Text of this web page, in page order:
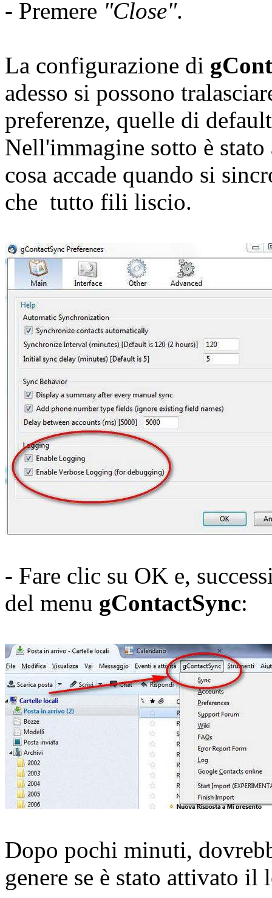
- Premere "Close".
La configurazione di
adesso si possono
preferenze, quelle di
Nell'immagine sotto è
cosa accade quando si
che tutto fili liscio.
- Fare clic su OK e,
del menu gContactSync:
Dopo pochi minuti,
genere se è stato attivato il